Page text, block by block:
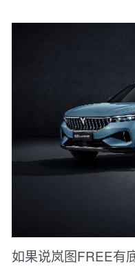
如果说岚图FREE有